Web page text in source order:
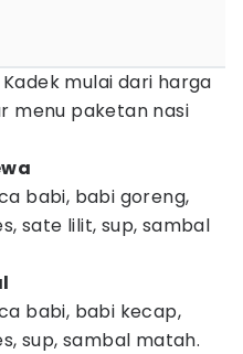
mulai dari harga
menu paketan nasi
babi, babi goreng,
sate lilit, sup, sambal
babi, babi kecap,
sup, sambal matah.